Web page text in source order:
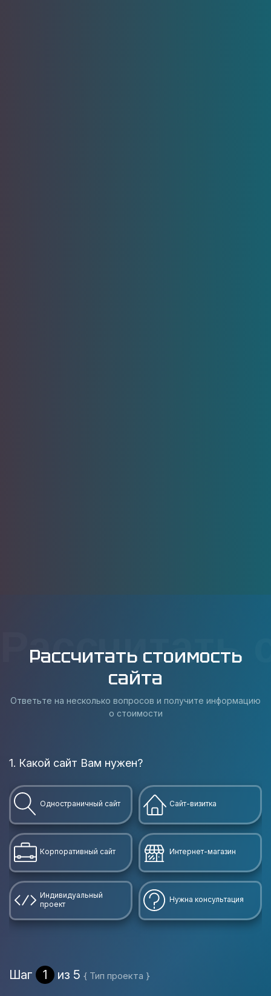
Рассчитать стоимость
сайта
Ответьте на несколько вопросов и получите информацию
о стоимости
1. Какой сайт Вам нужен?
Одностраничный сайт Сайт-визитка
Корпоративный сайт Интернет-магазин
Индивидуальный
проект
Нужна консультация
Шаг 1 из 5 { Тип проекта }